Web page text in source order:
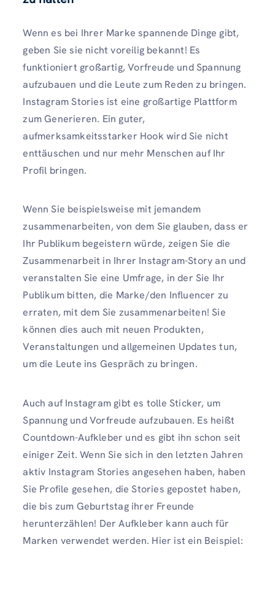
Wenn es bei Ihrer Marke spannende Dinge gibt,
geben Sie sie nicht voreilig bekannt! Es
funktioniert großartig, Vorfreude und Spannung
aufzubauen und die Leute zum Reden zu bringen.
Instagram Stories ist eine großartige Plattform
zum Generieren. Ein guter,
aufmerksamkeitsstarker Hook wird Sie nicht
enttäuschen und nur mehr Menschen auf Ihr
Profil bringen.
Wenn Sie beispielsweise mit jemandem
zusammenarbeiten, von dem Sie glauben, dass er
Ihr Publikum begeistern würde, zeigen Sie die
Zusammenarbeit in Ihrer Instagram-Story an und
veranstalten Sie eine Umfrage, in der Sie Ihr
Publikum bitten, die Marke/den Influencer zu
erraten, mit dem Sie zusammenarbeiten! Sie
können dies auch mit neuen Produkten,
Veranstaltungen und allgemeinen Updates tun,
um die Leute ins Gespräch zu bringen.
Auch auf Instagram gibt es tolle Sticker, um
Spannung und Vorfreude aufzubauen. Es heißt
Countdown-Aufkleber und es gibt ihn schon seit
einiger Zeit. Wenn Sie sich in den letzten Jahren
aktiv Instagram Stories angesehen haben, haben
Sie Profile gesehen, die Stories gepostet haben,
die bis zum Geburtstag ihrer Freunde
herunterzählen! Der Aufkleber kann auch für
Marken verwendet werden. Hier ist ein Beispiel: